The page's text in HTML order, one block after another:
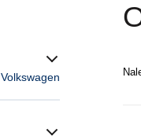
Volkswagen